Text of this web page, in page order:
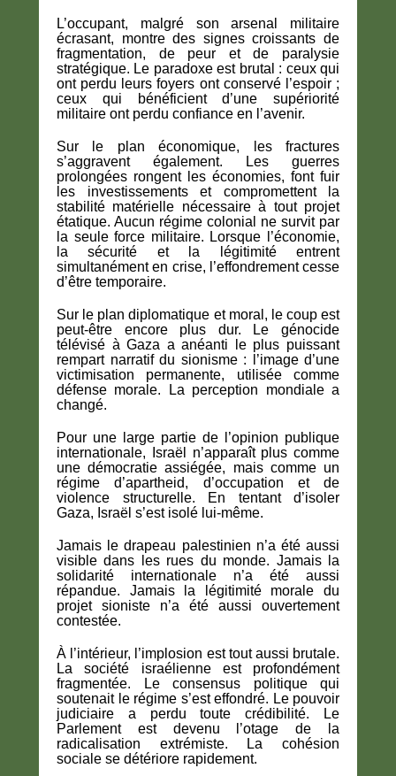
L’occupant, malgré son arsenal militaire
écrasant, montre des signes croissants de
fragmentation, de peur et de paralysie
stratégique. Le paradoxe est brutal : ceux qui
ont perdu leurs foyers ont conservé l’espoir ;
ceux qui bénéficient d’une supériorité
militaire ont perdu confiance en l’avenir.
Sur le plan économique, les fractures
s’aggravent également. Les guerres
prolongées rongent les économies, font fuir
les investissements et compromettent la
stabilité matérielle nécessaire à tout projet
étatique. Aucun régime colonial ne survit par
la seule force militaire. Lorsque l’économie,
la sécurité et la légitimité entrent
simultanément en crise, l’effondrement cesse
d’être temporaire.
Sur le plan diplomatique et moral, le coup est
peut-être encore plus dur. Le génocide
télévisé à Gaza a anéanti le plus puissant
rempart narratif du sionisme : l’image d’une
victimisation permanente, utilisée comme
défense morale. La perception mondiale a
changé.
Pour une large partie de l’opinion publique
internationale, Israël n’apparaît plus comme
une démocratie assiégée, mais comme un
régime d’apartheid, d’occupation et de
violence structurelle. En tentant d’isoler
Gaza, Israël s’est isolé lui-même.
Jamais le drapeau palestinien n’a été aussi
visible dans les rues du monde. Jamais la
solidarité internationale n’a été aussi
répandue. Jamais la légitimité morale du
projet sioniste n’a été aussi ouvertement
contestée.
À l’intérieur, l’implosion est tout aussi brutale.
La société israélienne est profondément
fragmentée. Le consensus politique qui
soutenait le régime s’est effondré. Le pouvoir
judiciaire a perdu toute crédibilité. Le
Parlement est devenu l’otage de la
radicalisation extrémiste. La cohésion
sociale se détériore rapidement.